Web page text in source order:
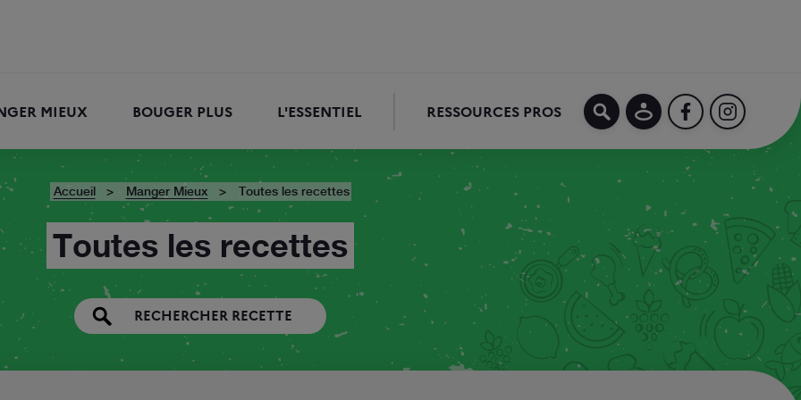
MIEUX BOUGER PLUS L'ESSENTIEL RESSOURCES PROS
RECHERCHER MON COMPTE
FACEBOOK
Accueil Manger Mieux Toutes les recettes
Toutes les recettes